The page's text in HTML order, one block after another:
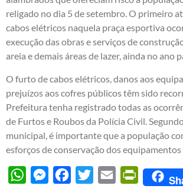
religado no dia 5 de setembro. O primeiro
cabos elétricos naquela praça esportiva
execução das obras e serviços de
areia e demais áreas de lazer, ainda no ano
O furto de cabos elétricos, danos aos
prejuízos aos cofres públicos têm sido
Prefeitura tenha registrado todas as
de Furtos e Roubos da Polícia Civil.
municipal, é importante que a população
esforços de conservação dos equipamentos
WhatsAppMessengerFacebook
Twitter Email